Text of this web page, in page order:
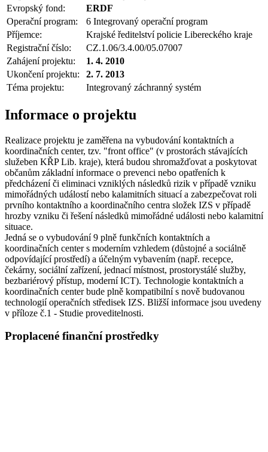
Evropský fond:
ERDF
Operační program:
6 Integrovaný operační program
Příjemce:
Krajské ředitelství policie Libereckého kraje
Registrační číslo:
CZ.1.06/3.4.00/05.07007
Zahájení projektu:
1. 4. 2010
Ukončení projektu:
2. 7. 2013
Téma projektu:
Integrovaný záchranný systém
Informace o projektu
Realizace projektu je zaměřena na vybudování kontaktních a
koordinačních center, tzv. "front office" (v prostorách stávajících
služeben KŘP Lib. kraje), která budou shromažďovat a poskytovat
občanům základní informace o prevenci nebo opatřeních k
předcházení či eliminaci vzniklých následků rizik v případě vzniku
mimořádných událostí nebo kalamitních situací a zabezpečovat roli
prvního kontaktního a koordinačního centra složek IZS v případě
hrozby vzniku či řešení následků mimořádné události nebo kalamitní
situace.
Jedná se o vybudování 9 plně funkčních kontaktních a
koordinačních center s moderním vzhledem (důstojné a sociálně
odpovídající prostředí) a účelným vybavením (např. recepce,
čekárny, sociální zařízení, jednací místnost, prostorystálé služby,
bezbariérový přístup, moderní ICT). Technologie kontaktních a
koordinačních center bude plně kompatibilní s nově budovanou
technologií operačních středisek IZS. Bližší informace jsou uvedeny
v příloze č.1 - Studie proveditelnosti.
Proplacené finanční prostředky